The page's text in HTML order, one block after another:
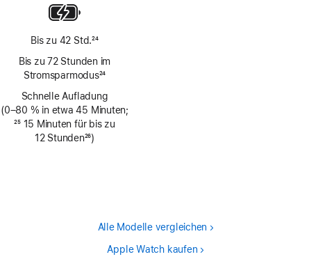
Bis zu 42 Std.24
Bis zu 72 Stunden im
Stromsparmodus24
Schnelle Aufladung
(0–80 % in etwa 45 Minuten;
Fußnote
2515 Minuten für bis zu
12 Stunden26)
Alle Modelle vergleichen
Apple Watch kaufen